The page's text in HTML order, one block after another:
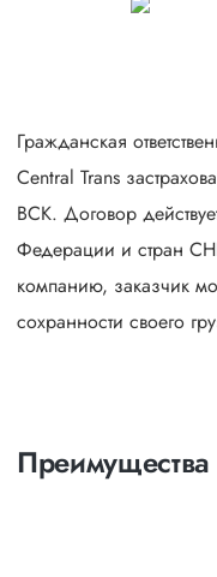
Гражданская
Central Trans
ВСК. Договор
Федерации и стран
компанию, заказчик
сохранности своего